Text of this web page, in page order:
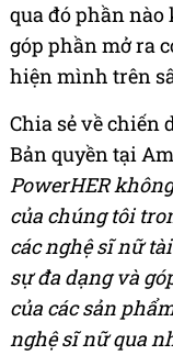
qua đó phần
góp phần mở ra
hiện mình trên
Chia sẻ về chiến
Bản quyền tại
PowerHER
của chúng tôi
các nghệ sĩ nữ
sự đa dạng và
của các sản
nghệ sĩ nữ qua